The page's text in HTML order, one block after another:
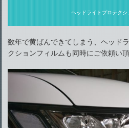
ヘッドライトプロテクシ
数年で黄ばんできてしまう、ヘッド
クションフィルムも同時にご依頼い頂